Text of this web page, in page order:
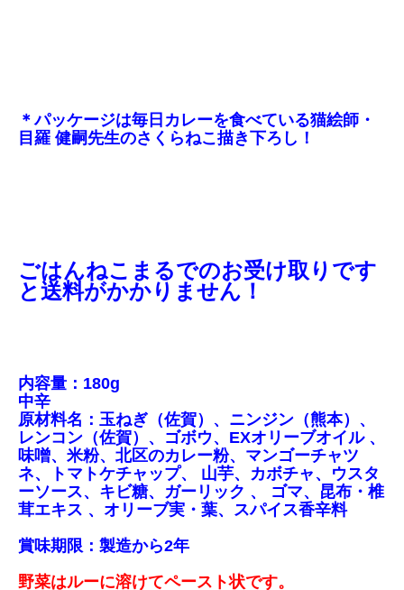
＊パッケージは毎日カレーを食べている猫絵師・
目羅 健嗣先生のさくらねこ描き下ろし！
ごはんねこまるでのお受け取りです
と送料がかかりません！
内容量：180g
中辛
原材料名：玉ねぎ（佐賀）、ニンジン（熊本）、
レンコン（佐賀）、ゴボウ、EXオリーブオイル 、
味噌、米粉、北区のカレー粉、マンゴーチャツ
ネ、トマトケチャップ、 山芋、カボチャ、ウスタ
ーソース、キビ糖、ガーリック 、 ゴマ、昆布・椎
茸エキス 、オリーブ実・葉、スパイス香辛料
賞味期限：製造から2年
野菜はルーに溶けてペースト状です。